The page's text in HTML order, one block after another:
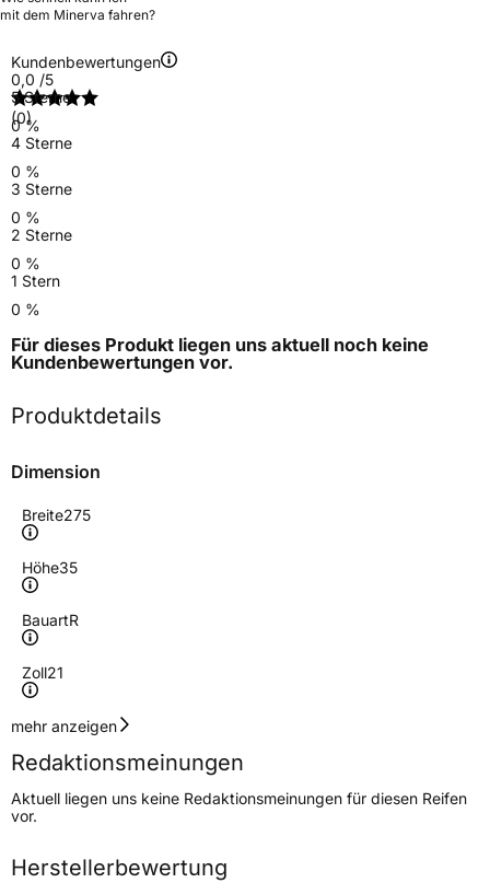
mit dem Minerva fahren?
Kundenbewertungen
0,0 /5
(0)
5 Sterne
0 %
4 Sterne
0 %
3 Sterne
0 %
2 Sterne
0 %
1 Stern
0 %
Für dieses Produkt liegen uns aktuell noch keine
Kundenbewertungen vor.
Produktdetails
Dimension
Breite275
Höhe35
BauartR
Zoll21
Geschwindigkeitsindex
Höchstgeschwindigkeit
300 km/h
Lastindex103
Höchstlast875 kg
mehr anzeigen
Redaktionsmeinungen
Aktuell liegen uns keine Redaktionsmeinungen für diesen Reifen
vor.
Herstellerbewertung